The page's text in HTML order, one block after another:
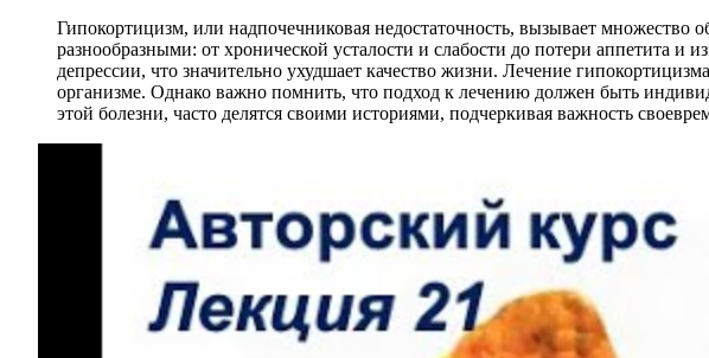
Гипокортицизм, или надпочечниковая недостаточность, вызывает
разнообразными: от хронической усталости и слабости до потери аппетита
депрессии, что значительно ухудшает качество жизни. Лечение
организме. Однако важно помнить, что подход к лечению должен быть
этой болезни, часто делятся своими историями, подчеркивая важность